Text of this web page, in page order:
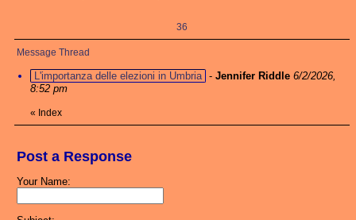
36
Message Thread
L'importanza delle elezioni in Umbria - Jennifer Riddle 6/2/2026,
8:52 pm
« Index
Post a Response
Your Name: